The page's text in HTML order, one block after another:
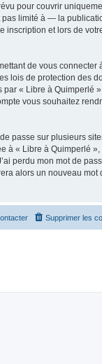
pour couvrir
limité à — la
inscription et lors de
de vous connecter
lois de protection des
« Libre à Quimperlé
vous souhaitez
passe sur plusieurs
à « Libre à Quimperlé
perdu mon mot de
alors un nouveau
Supprimer les